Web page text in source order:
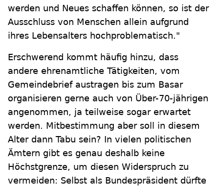
werden und Neues schaffen können, so ist der
Ausschluss von Menschen allein aufgrund
ihres Lebensalters hochproblematisch."
Erschwerend kommt häufig hinzu, dass
andere ehrenamtliche Tätigkeiten, vom
Gemeindebrief austragen bis zum Basar
organisieren gerne auch von Über-70-jährigen
angenommen, ja teilweise sogar erwartet
werden. Mitbestimmung aber soll in diesem
Alter dann Tabu sein? In vielen politischen
Ämtern gibt es genau deshalb keine
Höchstgrenze, um diesen Widerspruch zu
vermeiden: Selbst als Bundespräsident dürfte